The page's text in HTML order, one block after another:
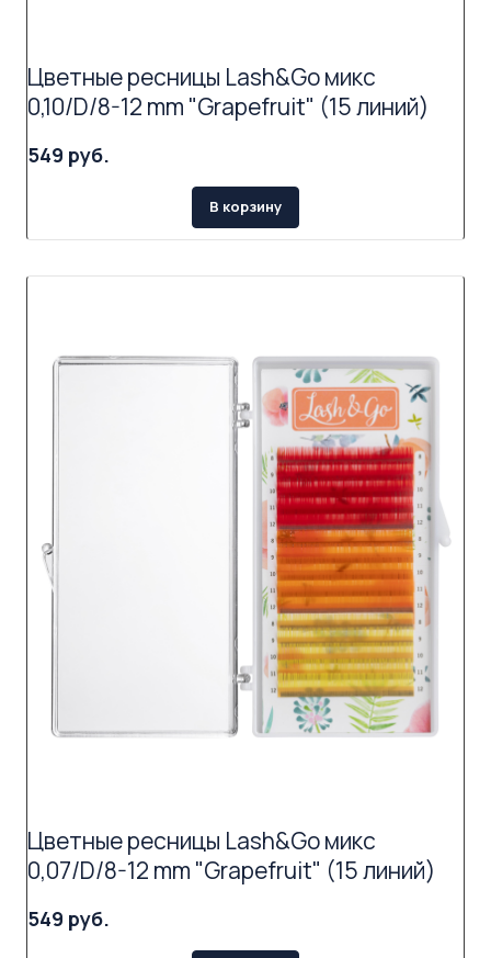
Цветные ресницы Lash&Go микс
0,10/D/8-12 mm "Grapefruit" (15 линий)
549 руб.
В корзину
Цветные ресницы Lash&Go микс
0,07/D/8-12 mm "Grapefruit" (15 линий)
549 руб.